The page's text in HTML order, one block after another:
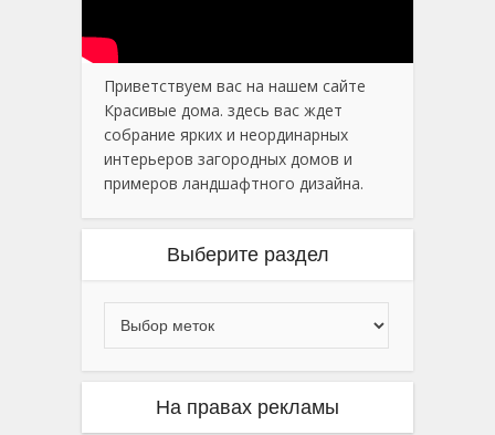
Приветствуем вас на нашем сайте
Красивые дома. здесь вас ждет
собрание ярких и неординарных
интерьеров загородных домов и
примеров ландшафтного дизайна.
Выберите раздел
На правах рекламы